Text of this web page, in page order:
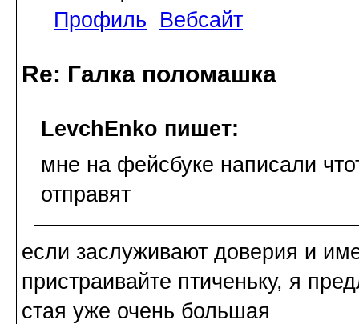
Профиль
Вебсайт
Re: Галка поломашка
LevchEnko пишет:
мне на фейсбуке написали
отправят
если заслуживают доверия и
пристраивайте птиченьку, я
стая уже очень большая